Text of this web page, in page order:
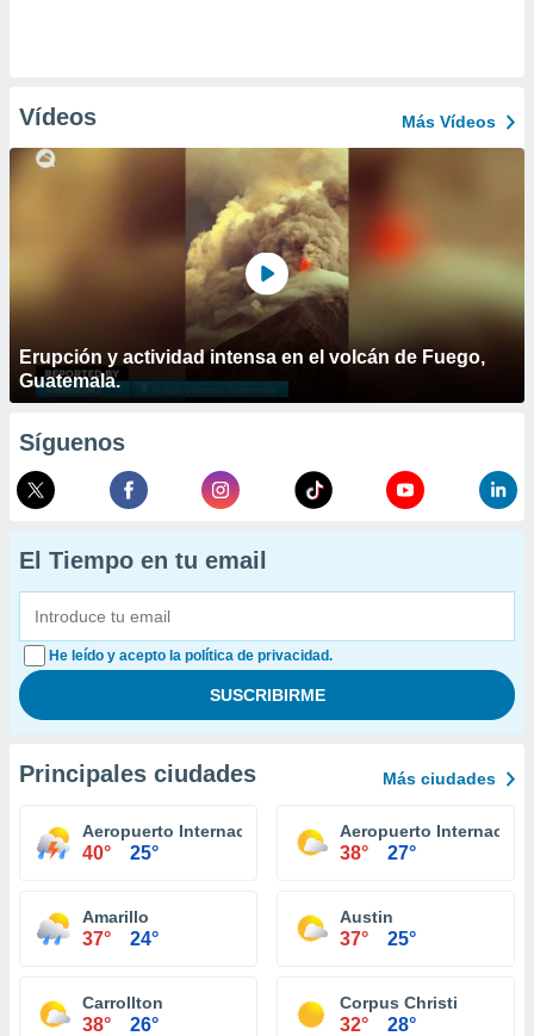
Vídeos Más Vídeos
Erupción y actividad intensa en el volcán de Fuego,
Guatemala.
Síguenos
El Tiempo en tu email
He leído y acepto la política de privacidad.
Principales ciudades Más ciudades
Aeropuerto Internacional El Paso
40° 25°
Aeropuerto
38° 27°
Amarillo
37° 24°
Austin
37° 25°
Carrollton
38° 26°
Corpus Christi
32° 28°